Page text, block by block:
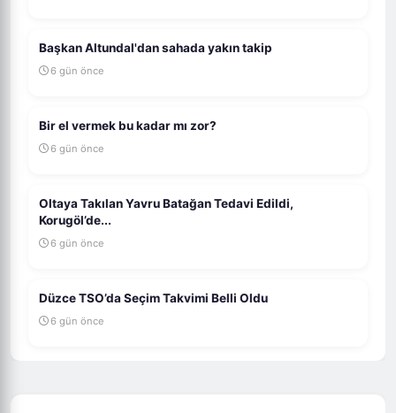
Başkan Altundal'dan sahada yakın takip
6 gün önce
Bir el vermek bu kadar mı zor?
6 gün önce
Oltaya Takılan Yavru Batağan Tedavi Edildi,
Korugöl’de...
6 gün önce
Düzce TSO’da Seçim Takvimi Belli Oldu
6 gün önce